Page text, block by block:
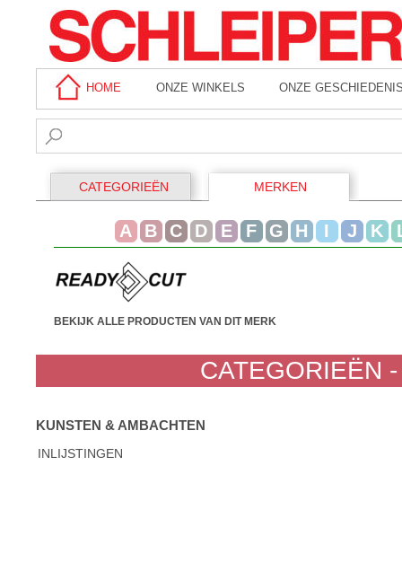
HOME ONZE WINKELS ONZE
CATEGORIEËN MERKEN
A B C D E F G H I J K
BEKIJK ALLE PRODUCTEN VAN DIT MERK
CATEGORIEËN
KUNSTEN & AMBACHTEN
INLIJSTINGEN